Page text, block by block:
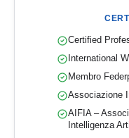
Certified
International
Membro
Associazione
AIFIA –
Intelligenza